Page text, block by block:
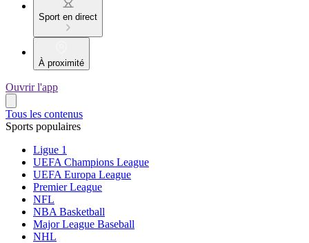
Sport en direct
À proximité
Ouvrir l'app
Tous les contenus
Sports populaires
Ligue 1
UEFA Champions League
UEFA Europa League
Premier League
NFL
NBA Basketball
Major League Baseball
NHL